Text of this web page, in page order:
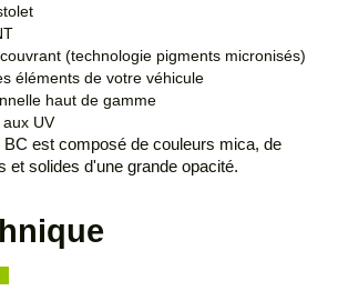
(technologie pigments micronisés)
éléments de votre véhicule
haut de gamme
UV
est composé de couleurs mica, de
et solides d'une grande opacité.